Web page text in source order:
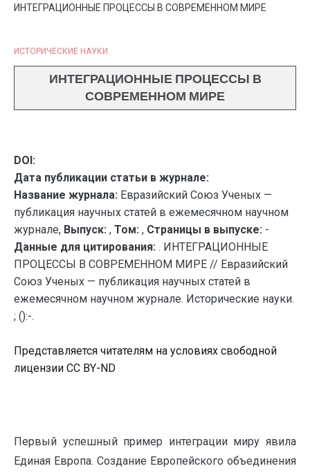
ИНТЕГРАЦИОННЫЕ ПРОЦЕССЫ В СОВРЕМЕННОМ МИРЕ
ИСТОРИЧЕСКИЕ НАУКИ
ИНТЕГРАЦИОННЫЕ ПРОЦЕССЫ В
СОВРЕМЕННОМ МИРЕ
DOI:
Дата публикации статьи в журнале:
Название журнала: Евразийский Союз Ученых —
публикация научных статей в ежемесячном научном
журнале, Выпуск: , Том: , Страницы в выпуске: -
Данные для цитирования: . ИНТЕГРАЦИОННЫЕ
ПРОЦЕССЫ В СОВРЕМЕННОМ МИРЕ // Евразийский
Союз Ученых — публикация научных статей в
ежемесячном научном журнале. Исторические науки.
; ():-.
Представляется читателям на условиях свободной
лицензии CC BY-ND
Первый успешный пример интеграции миру явила
Единая Европа. Создание Европейского объединения